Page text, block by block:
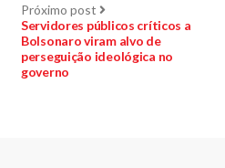
Próximo post Próximo
post:
Servidores públicos críticos a
Bolsonaro viram alvo de
perseguição ideológica no
governo